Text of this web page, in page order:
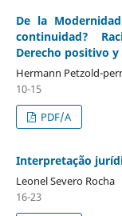
De la
continuidad?
Derecho positivo
Hermann Petzold-
10-15
PDF/A
Interpretação
Leonel Severo Rocha
16-23